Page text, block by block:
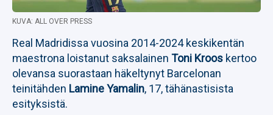
KUVA: ALL OVER PRESS
Real Madridissa vuosina 2014-2024 keskikentän
maestrona loistanut saksalainen Toni Kroos kertoo
olevansa suorastaan häkeltynyt Barcelonan
teinitähden Lamine Yamalin, 17, tähänastisista
esityksistä.